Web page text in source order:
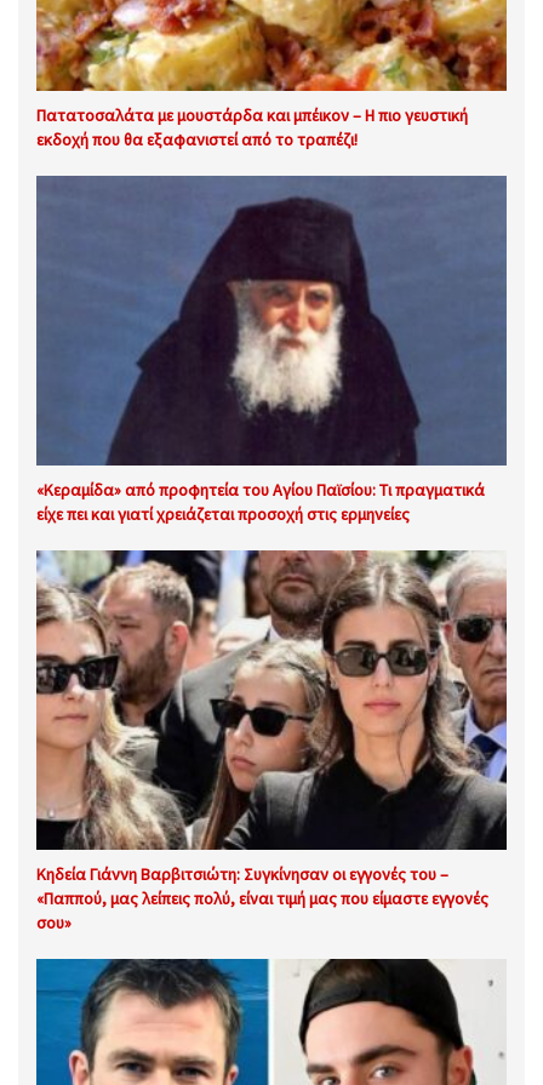
Πατατοσαλάτα με μουστάρδα και μπέικον – Η πιο γευστική
εκδοχή που θα εξαφανιστεί από το τραπέζι!
«Κεραμίδα» από προφητεία του Αγίου Παϊσίου: Τι πραγματικά
είχε πει και γιατί χρειάζεται προσοχή στις ερμηνείες
Κηδεία Γιάννη Βαρβιτσιώτη: Συγκίνησαν οι εγγονές του –
«Παππού, μας λείπεις πολύ, είναι τιμή μας που είμαστε εγγονές
σου»